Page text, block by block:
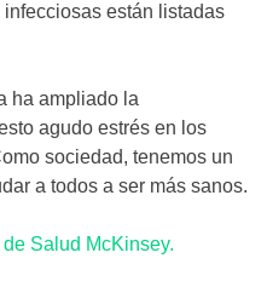
están listadas
ha ampliado la
agudo estrés en los
sociedad, tenemos un
a todos a ser más sanos.
Salud McKinsey.